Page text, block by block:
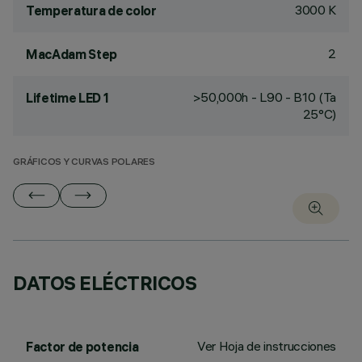
Temperatura de color 3000 K
MacAdam Step 2
Lifetime LED 1
>50,000h - L90 - B10 (Ta
25°C)
GRÁFICOS Y CURVAS POLARES
DATOS ELÉCTRICOS
Factor de potencia Ver Hoja de instrucciones